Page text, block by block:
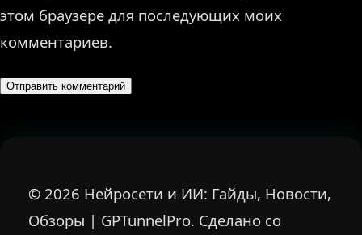
этом браузере для последующих моих
комментариев.
© 2026 Нейросети и ИИ: Гайды, Новости,
Обзоры | GPTunnelPro. Сделано со